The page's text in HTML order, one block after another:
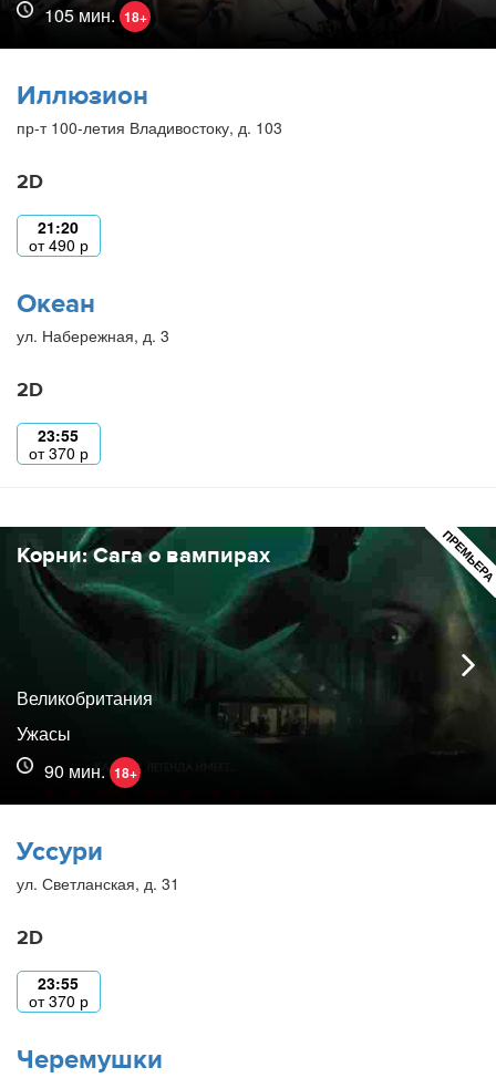
105 мин. 18+
Иллюзион
пр-т 100-летия Владивостоку, д. 103
2D
21:20
от490 р
Океан
ул. Набережная, д. 3
2D
23:55
от370 р
Корни: Сага о вампирах
Великобритания
Ужасы
90 мин. 18+
Уссури
ул. Светланская, д. 31
2D
23:55
от370 р
Черемушки